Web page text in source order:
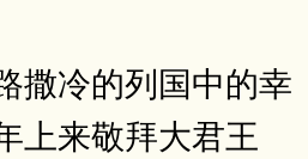
撒冷的列国中的幸
上来敬拜大君王